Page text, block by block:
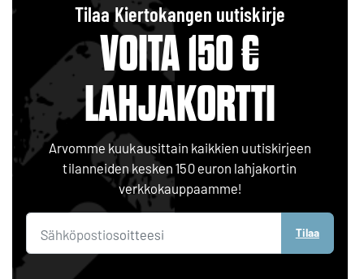
Tilaa Kiertokangen uutiskirje
VOITA 150 €
LAHJAKORTTI
Arvomme kuukausittain kaikkien uutiskirjeen
tilanneiden kesken 150 euron lahjakortin
verkkokauppaamme!
Tilaa